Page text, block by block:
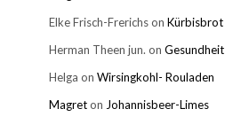
Elke Frisch-Frerichson Kürbisbrot
Herman Theen jun. on Gesundheit
Helga on Wirsingkohl- Rouladen
Magreton Johannisbeer-Limes